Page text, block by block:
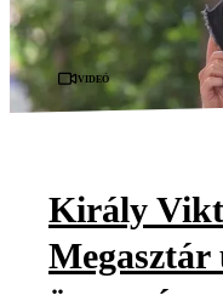
Videó
Király